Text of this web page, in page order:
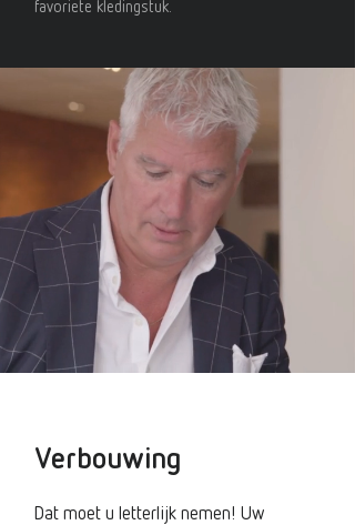
favoriete kledingstuk.
Verbouwing
Dat moet u letterlijk nemen! Uw